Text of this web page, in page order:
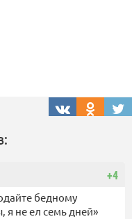
+4
бедному
я не ел семь дней»